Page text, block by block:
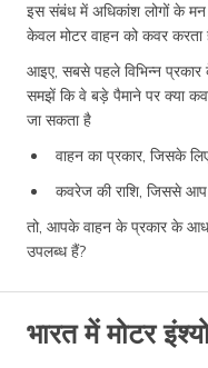
इस संबंध में अधिकांश लोगों के मन
केवल मोटर वाहन को कवर करता
आइए, सबसे पहले विभिन्न
समझें कि वे बड़े पैमाने पर क्या
जा सकता है
वाहन का प्रकार, जिसके
कवरेज की राशि, जिससे
तो, आपके वाहन के प्रकार के
उपलब्ध हैं?
भारत में मोटर